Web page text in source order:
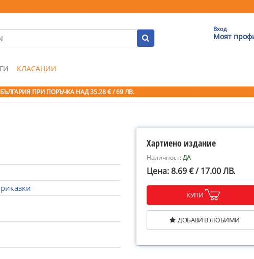
Вход
Моят
КЛАСАЦИИ
ПРИ ПОРЪЧКА НАД 35.28 € / 69 ЛВ.
Хартиено издание
Наличност:ДА
Цена: 8.69 € / 17.00 ЛВ.
КУПИ
ДОБАВИ В ЛЮБИМИ